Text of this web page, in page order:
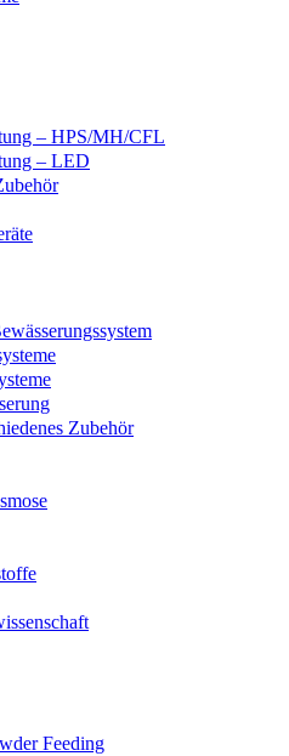
– HPS/MH/CFL
– LED
Zubehör
Feeding